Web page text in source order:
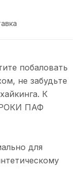
побаловать
не забудьте
К
ПАФ
для